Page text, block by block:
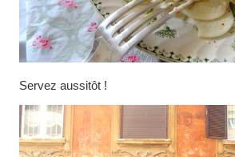
Servez aussitôt !